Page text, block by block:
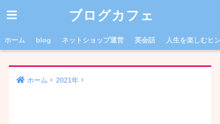
ブログカフェ
ホーム blog ネットショップ運営 英会話 人生を楽しむヒ
ホーム 2021年